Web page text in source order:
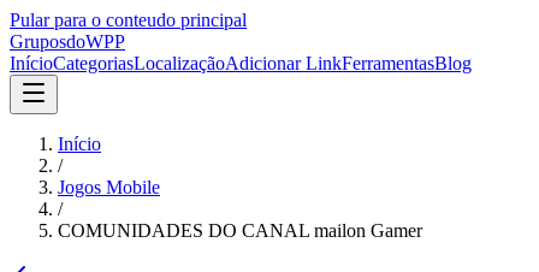
Pular para o conteudo principal
GruposdoWPP
InícioCategoriasLocalizaçãoAdicionar LinkFerramentasBlog
Início
/
Jogos Mobile
/
COMUNIDADES DO CANAL mailon Gamer